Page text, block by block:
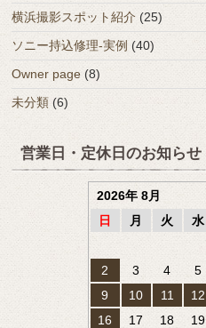
横浜撮影スポット紹介 (25)
ソニー持込修理-実例 (40)
Owner page (8)
未分類 (6)
営業日・定休日のお知らせ
2026年 8月
日
月 火 水
2
3 4 5
9
10 11 12
16
17 18 19